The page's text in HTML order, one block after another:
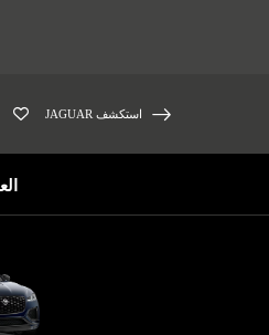
استكشف JAGUAR